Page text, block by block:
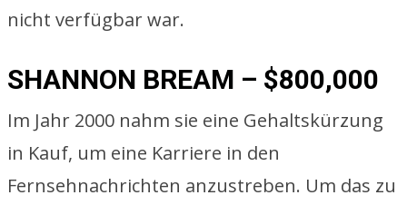
nicht verfügbar war.
SHANNON BREAM – $800,000
Im Jahr 2000 nahm sie eine Gehaltskürzung
in Kauf, um eine Karriere in den
Fernsehnachrichten anzustreben. Um das zu